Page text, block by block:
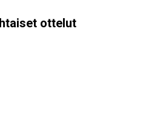
ottelut